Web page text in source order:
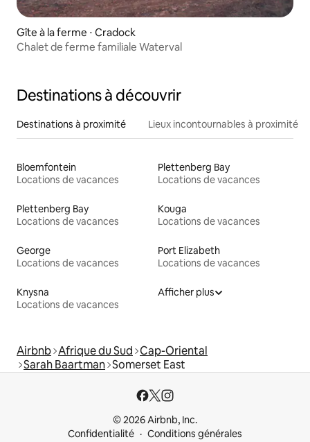
Gîte à la ferme ⋅ Cradock
Chalet de ferme familiale Waterval
Destinations à découvrir
Destinations à proximité Lieux incontournables à proximité
Bloemfontein
Locations de vacances
Plettenberg Bay
Locations de vacances
Plettenberg Bay
Locations de vacances
Kouga
Locations de vacances
George
Locations de vacances
Port Elizabeth
Locations de vacances
Knysna
Locations de vacances
Afficher plus
Airbnb Afrique du Sud Cap-Oriental
Sarah Baartman Somerset East
© 2026 Airbnb, Inc.
Confidentialité
Conditions générales